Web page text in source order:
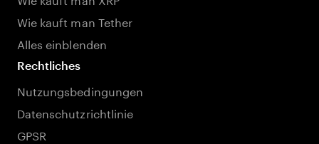
Wie kauft man Tether
Alles einblenden
Rechtliches
Nutzungsbedingungen
Datenschutzrichtlinie
GPSR